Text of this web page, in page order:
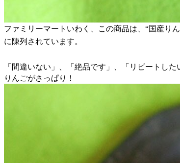
ファミリーマートいわく、この商品は、“国産り
に陳列されています。
「間違いない」、「絶品です」、「リピートし
りんごがさっぱり！